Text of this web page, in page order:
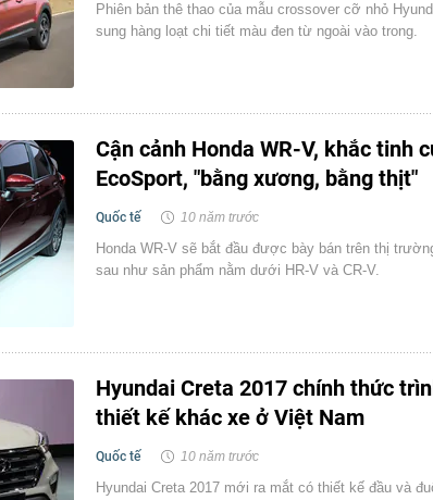
Phiên bản thê thao của mẫu crossover cỡ nhỏ
sung hàng loạt chi tiết màu đen từ ngoài vào trong.
Cận cảnh Honda WR-V, khắc tinh
EcoSport, "bằng xương, bằng thịt"
Quốc tế 10 năm trước
Honda WR-V sẽ bắt đầu được bày bán trên thị
sau như sản phẩm nằm dưới HR-V và CR-V.
Hyundai Creta 2017 chính thức
thiết kế khác xe ở Việt Nam
Quốc tế 10 năm trước
Hyundai Creta 2017 mới ra mắt có thiết kế đầu và